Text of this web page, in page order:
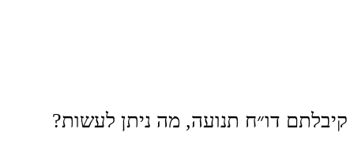
קיבלתם דו״ח תנועה, מה ניתן לעשות?